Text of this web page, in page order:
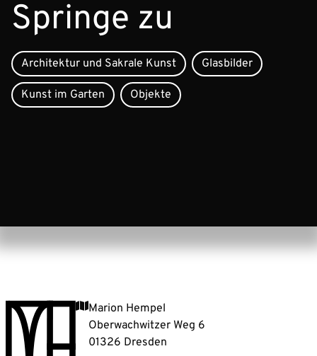
Springe zu
Architektur und Sakrale Kunst Glasbilder
Kunst im Garten Objekte
Marion Hempel
Oberwachwitzer Weg 6
01326 Dresden